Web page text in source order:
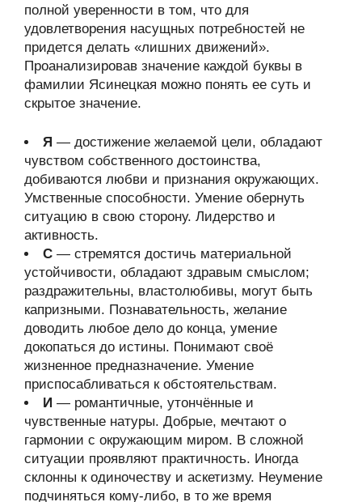
полной уверенности в том, что для
удовлетворения насущных потребностей не
придется делать «лишних движений».
Проанализировав значение каждой буквы в
фамилии Ясинецкая можно понять ее суть и
скрытое значение.
Я — достижение желаемой цели, обладают
чувством собственного достоинства,
добиваются любви и признания окружающих.
Умственные способности. Умение обернуть
ситуацию в свою сторону. Лидерство и
активность.
С — стремятся достичь материальной
устойчивости, обладают здравым смыслом;
раздражительны, властолюбивы, могут быть
капризными. Познавательность, желание
доводить любое дело до конца, умение
докопаться до истины. Понимают своё
жизненное предназначение. Умение
приспосабливаться к обстоятельствам.
И — романтичные, утончённые и
чувственные натуры. Добрые, мечтают о
гармонии с окружающим миром. В сложной
ситуации проявляют практичность. Иногда
склонны к одиночеству и аскетизму. Неумение
подчиняться кому-либо, в то же время